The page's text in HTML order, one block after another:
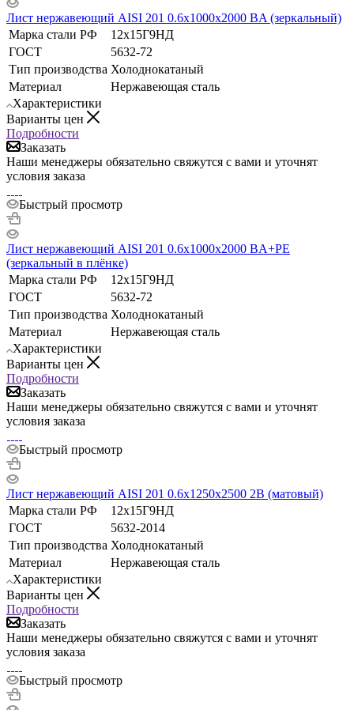
Лист нержавеющий AISI 201 0.6х1000х2000 BA (зеркальный)
Марка стали РФ
12х15Г9НД
ГОСТ
5632-72
Тип производства Холоднокатаный
Материал
Нержавеющая сталь
Характеристики
Варианты цен
Подробности
Заказать
Наши менеджеры обязательно свяжутся с вами и уточнят
условия заказа
Быстрый просмотр
Лист нержавеющий AISI 201 0.6х1000х2000 BA+РЕ
(зеркальный в плёнке)
Марка стали РФ
12х15Г9НД
ГОСТ
5632-72
Тип производства Холоднокатаный
Материал
Нержавеющая сталь
Характеристики
Варианты цен
Подробности
Заказать
Наши менеджеры обязательно свяжутся с вами и уточнят
условия заказа
Быстрый просмотр
Лист нержавеющий AISI 201 0.6х1250х2500 2B (матовый)
Марка стали РФ
12х15Г9НД
ГОСТ
5632-2014
Тип производства Холоднокатаный
Материал
Нержавеющая сталь
Характеристики
Варианты цен
Подробности
Заказать
Наши менеджеры обязательно свяжутся с вами и уточнят
условия заказа
Быстрый просмотр